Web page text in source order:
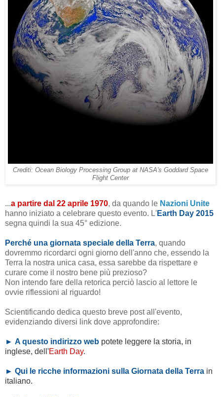
Crediti: Ocean Biology Processing Group at NASA's Goddard Space
Flight Center
...a partire dal 22 aprile 1970, da quando le Nazioni Unite
hanno iniziato a celebrare questo evento. L'Earth Day 2015
segna quindi la sua 45° edizione.
Perché una giornata speciale della Terra, quando
dovremmo ricordarci ogni giorno dell'anno che, essendo la
Terra la nostra unica casa, essa sarebbe da rispettare e
curare come il nostro bene più prezioso?
Non intendo fare della retorica perciò lascio al lettore le
ovvie riflessioni al riguardo!
Scientificando dedica questo breve post all'evento,
evidenziando diversi link dove approfondire:
► A questo indirizzo web potete leggere la storia, in
inglese, dell'Earth Day.
► Qui le ricche informazioni sulla Giornata della Terra in
italiano.